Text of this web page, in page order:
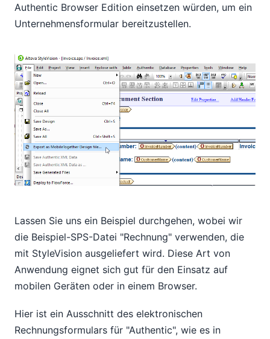
Authentic Browser Edition einsetzen würden, um ein
Unternehmensformular bereitzustellen.
Lassen Sie uns ein Beispiel durchgehen, wobei wir
die Beispiel-SPS-Datei "Rechnung" verwenden, die
mit StyleVision ausgeliefert wird. Diese Art von
Anwendung eignet sich gut für den Einsatz auf
mobilen Geräten oder in einem Browser.
Hier ist ein Ausschnitt des elektronischen
Rechnungsformulars für "Authentic", wie es in